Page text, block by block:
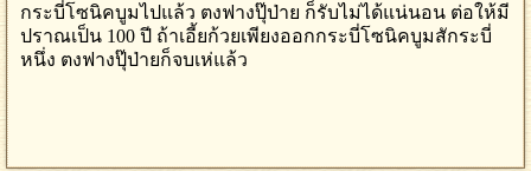
กระบี่โซนิคบูมไปแล้ว ตงฟางปุ๊ป่าย ก็รับไม่ได้แน่นอน ต่อให้มี
ปราณเป็น 100 ปี ถ้าเอี้ยก้วยเพียงออกกระบี่โซนิคบูมสักระบี่
หนึ่ง ตงฟางปุ๊ป่ายก็จบเห่แล้ว